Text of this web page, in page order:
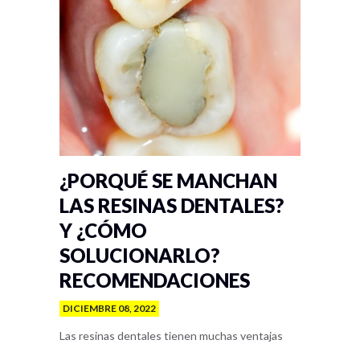
¿PORQUÉ SE MANCHAN
LAS RESINAS DENTALES?
Y ¿CÓMO
SOLUCIONARLO?
RECOMENDACIONES
DICIEMBRE 08, 2022
Las resinas dentales tienen muchas ventajas